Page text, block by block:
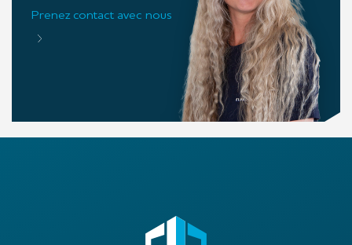
Prenez contact avec nous